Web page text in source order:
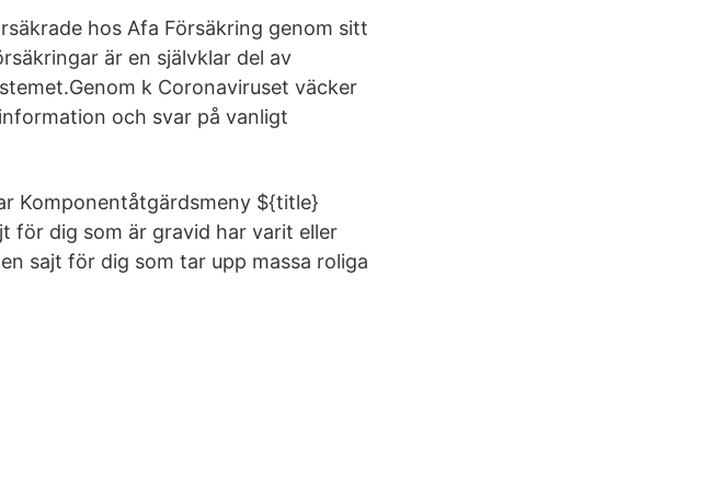
hos Afa Försäkring genom sitt
är en självklar del av
k Coronaviruset väcker
och svar på vanligt
Komponentåtgärdsmeny ${title}
för dig som är gravid har varit eller
sajt för dig som tar upp massa roliga